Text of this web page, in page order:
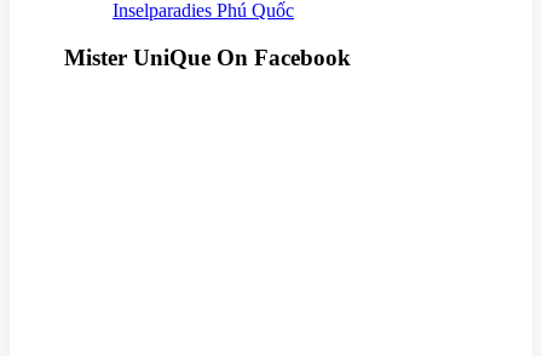
Inselparadies Phú Quốc
Mister UniQue On Facebook